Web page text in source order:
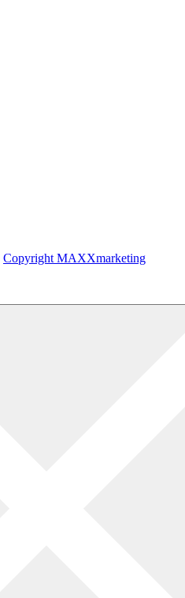
Copyright MAXXmarketing